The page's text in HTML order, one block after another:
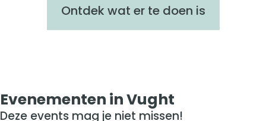
Ontdek wat er te doen is
Evenementen in Vught
Deze events mag je niet missen!